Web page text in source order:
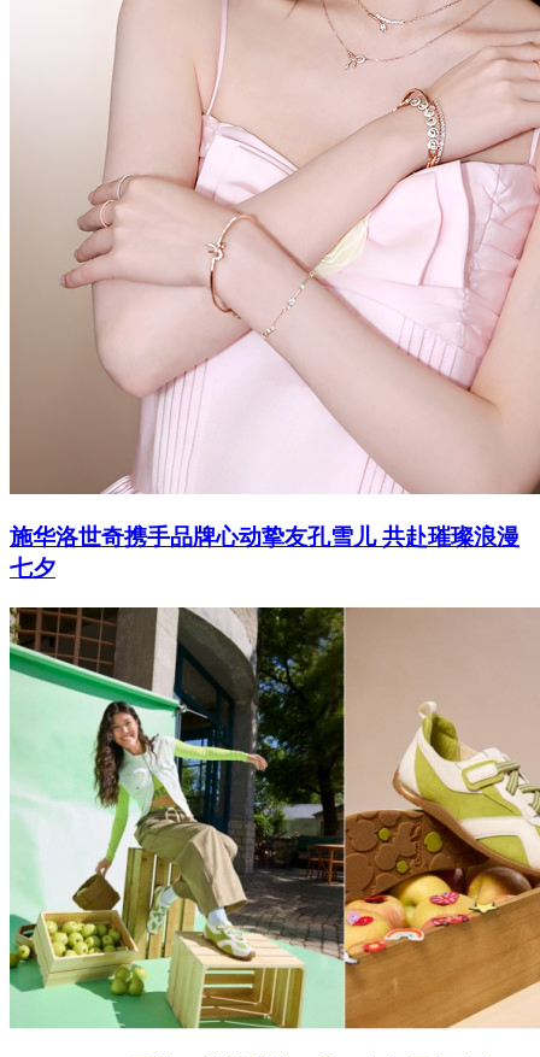
施华洛世奇携手品牌心动挚友孔雪儿 共赴璀璨浪漫
七夕